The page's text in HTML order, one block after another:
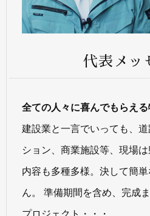
代表メッ
全ての人々に喜んでもらえ
建設業と一言でいっても、
ション、商業施設等、現場
内容も多種多様。決して簡
ん。 準備期間を含め、完成